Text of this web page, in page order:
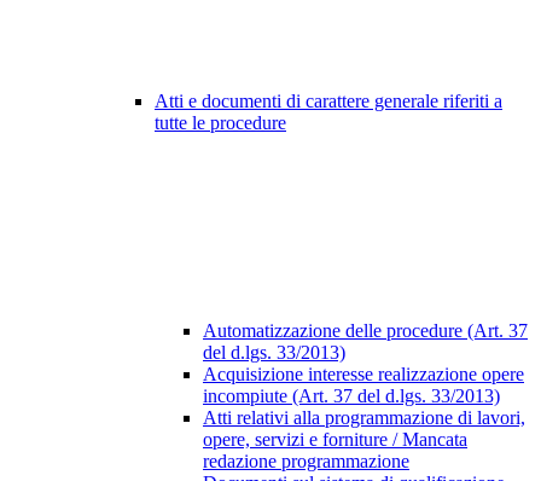
Atti e documenti di carattere generale riferiti a
tutte le procedure
Automatizzazione delle procedure (Art. 37
del d.lgs. 33/2013)
Acquisizione interesse realizzazione opere
incompiute (Art. 37 del d.lgs. 33/2013)
Atti relativi alla programmazione di lavori,
opere, servizi e forniture / Mancata
redazione programmazione